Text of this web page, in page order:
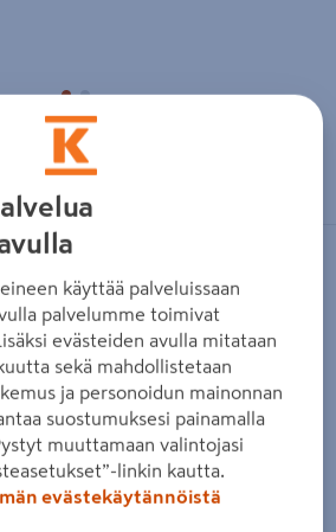
sormilla kosketusnäytöllä
vihreä teroitettu
EAN-koodi 6405422962860
teroitettu kestopuu
puutarha-aitojen tolpiksi,
Tolpan pituutta laskiessasi
käyttää palveluissaan
palvelumme toimivat
evästeiden avulla mitataan
sekä mahdollistetaan
ja personoidun mainonnan
suostumuksesi painamalla
muuttamaan valintojasi
linkin kautta.
evästekäytännöistä